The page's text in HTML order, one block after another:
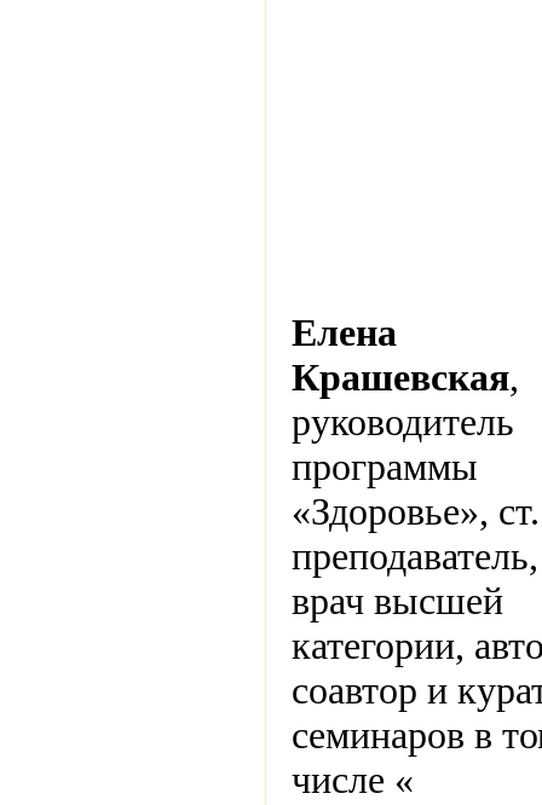
Елена
Крашевская,
руководитель
программы
«Здоровье», ст.
преподаватель,
врач высшей
категории,
соавтор и
семинаров в
числе «